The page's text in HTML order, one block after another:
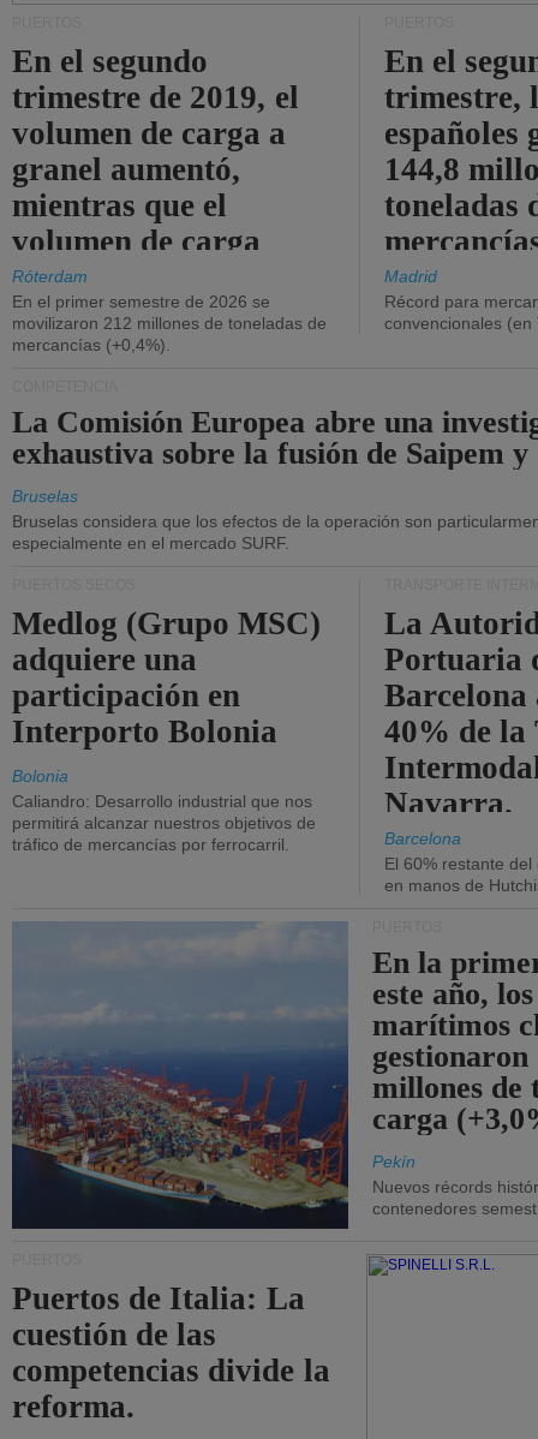
En el segundo
trimestre de 2019, el
volumen de carga a
granel aumentó,
mientras que el
volumen de carga
general disminuyó.
Róterdam
En el primer semestre de 2026 se
movilizaron 212 millones de toneladas de
mercancías (+0,4%).
En el
trimestre,
españoles
144,8
toneladas
Madrid
Récord para
convencionales (en
La Comisión Europea abre una
exhaustiva sobre la fusión de Saipem y
Bruselas
Bruselas considera que los efectos de la operación son
especialmente en el mercado SURF.
Medlog (Grupo MSC)
adquiere una
participación en
Interporto Bolonia
Bolonia
Caliandro: Desarrollo industrial que nos
permitirá alcanzar nuestros objetivos de
tráfico de mercancías por ferrocarril.
La
Portuaria
40% de la
Navarra.
Barcelona
El 60% restante
en manos de
En la
este año,
marítimos
gestionaron
millones de
carga
Pekín
Nuevos récords
contenedores
Puertos de Italia: La
cuestión de las
competencias divide la
reforma.